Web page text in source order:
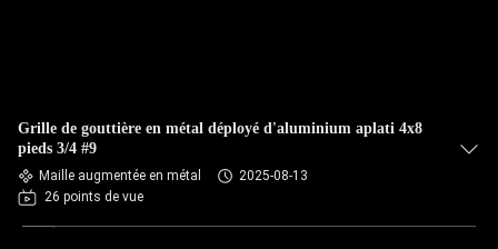
Grille de gouttière en métal déployé d'aluminium aplati 4x8
pieds 3/4 #9
Maille augmentée en métal
2025-08-13
26 points de vue